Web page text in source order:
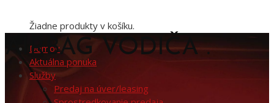
Žiadne produkty v košíku.
Domov
Aktuálna ponuka
Služby
Predaj na úver/leasing
AIRBAG VODIČA .